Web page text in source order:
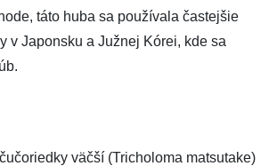
táto huba sa používala častejšie
v Japonsku a Južnej Kórei, kde sa
väčší (Tricholoma matsutake)